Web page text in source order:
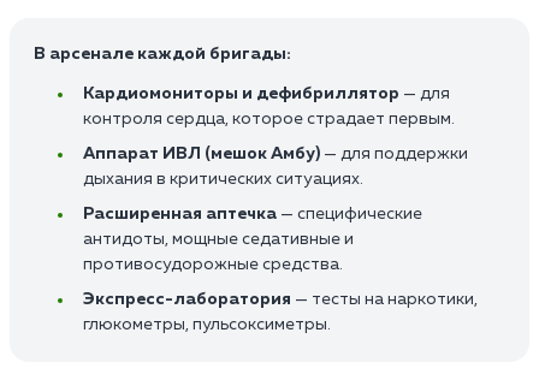
В арсенале каждой бригады:
Кардиомониторы и дефибриллятор — для
контроля сердца, которое страдает первым.
Аппарат ИВЛ (мешок Амбу) — для поддержки
дыхания в критических ситуациях.
Расширенная аптечка — специфические
антидоты, мощные седативные и
противосудорожные средства.
Экспресс-лаборатория — тесты на наркотики,
глюкометры, пульсоксиметры.